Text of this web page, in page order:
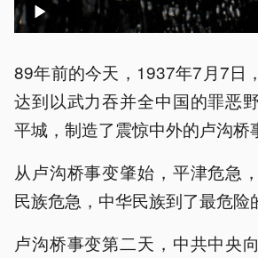
89年前的今天，1937年7月7日
达到以武力吞并全中国的罪恶
平城，制造了震惊中外的卢沟桥
从卢沟桥事变肇始，平津危急
民族危急，中华民族到了最危险
卢沟桥事变第二天，中共中央